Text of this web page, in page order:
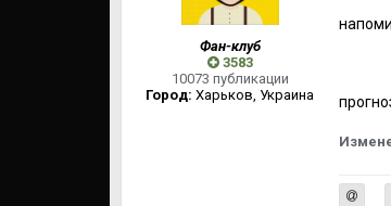
Фан-клуб
3583
10073 публикации
Город: Харьков, Украина